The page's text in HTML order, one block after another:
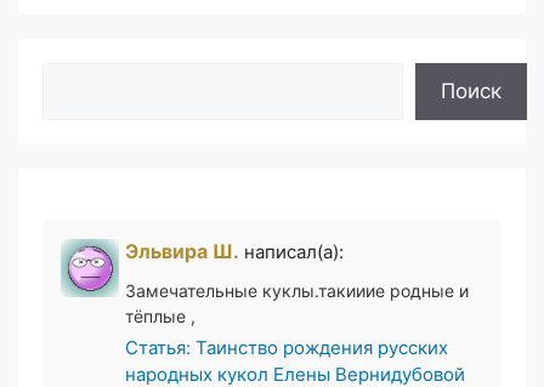
Поиск
Эльвира Ш. написал(а):
Замечательные куклы.такииие родные и
тёплые ,
Статья: Таинство рождения русских
народных кукол Елены Вернидубовой